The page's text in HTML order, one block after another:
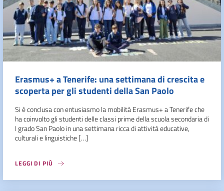
Erasmus+ a Tenerife: una settimana di crescita e
scoperta per gli studenti della San Paolo
Si è conclusa con entusiasmo la mobilità Erasmus+ a Tenerife che
ha coinvolto gli studenti delle classi prime della scuola secondaria di
I grado San Paolo in una settimana ricca di attività educative,
culturali e linguistiche […]
LEGGI DI PIÙ